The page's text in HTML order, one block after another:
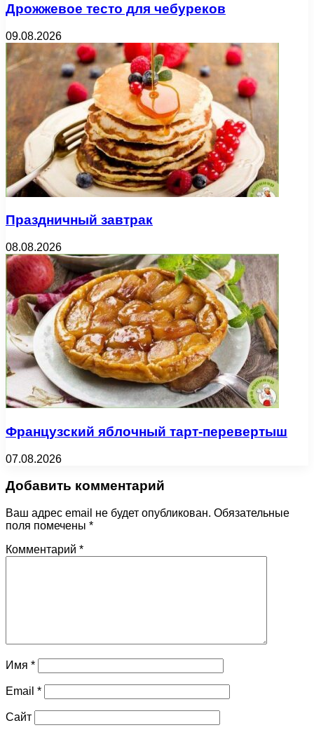
Дрожжевое тесто для чебуреков
09.08.2026
Праздничный завтрак
08.08.2026
Французский яблочный тарт-перевертыш
07.08.2026
Добавить комментарий
Ваш адрес email не будет опубликован. Обязательные
поля помечены *
Комментарий *
Имя *
Email *
Сайт